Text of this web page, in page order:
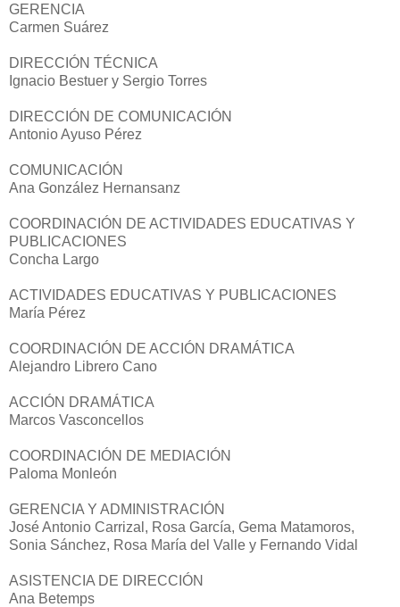
GERENCIA
Carmen Suárez
DIRECCIÓN TÉCNICA
Ignacio Bestuer y Sergio Torres
DIRECCIÓN DE COMUNICACIÓN
Antonio Ayuso Pérez
COMUNICACIÓN
Ana González Hernansanz
COORDINACIÓN DE ACTIVIDADES EDUCATIVAS Y
PUBLICACIONES
Concha Largo
ACTIVIDADES EDUCATIVAS Y PUBLICACIONES
María Pérez
COORDINACIÓN DE ACCIÓN DRAMÁTICA
Alejandro Librero Cano
ACCIÓN DRAMÁTICA
Marcos Vasconcellos
COORDINACIÓN DE MEDIACIÓN
Paloma Monleón
GERENCIA Y ADMINISTRACIÓN
José Antonio Carrizal, Rosa García, Gema Matamoros,
Sonia Sánchez, Rosa María del Valle y Fernando Vidal
ASISTENCIA DE DIRECCIÓN
Ana Betemps